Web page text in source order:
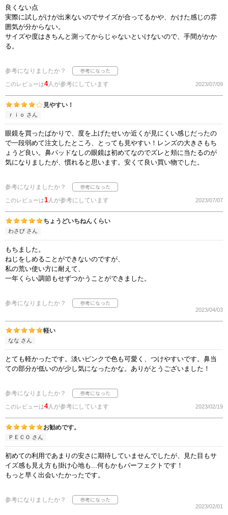
良くない点
実際に試しがけが出来ないのでサイズが合ってるかや、かけた感じの雰
囲気が分からない。
サイズや度はきちんと測ってからじゃないといけないので、手間がかか
る。
参考になりましたか？
このレビューは4人が参考にしています 2023/07/09
見やすい！
ｒｉｏ さん
眼鏡を買ったばかりで、度を上げたせいか近くが見にくい感じだったの
で一段弱めて注文したところ、とっても見やすい！レンズの大きさもち
ょうど良い。鼻パッドなしの眼鏡は初めてなのでズレと頬に当たるのが
気になりましたが、慣れると思います。安くて良い買い物でした。
参考になりましたか？
このレビューは1人が参考にしています 2023/07/07
ちょうどいちねんくらい
わさび さん
もちました。
ねじをしめることができないのですが、
私の荒い使い方に耐えて、
一年くらい調節もせずつかうことができました。
参考になりましたか？
2023/04/03
軽い
なな さん
とても軽かったです。淡いピンクで色も可愛く、つけやすいです。鼻当
ての部分が低いのが少し気になったかな。ありがとうございました！
参考になりましたか？
このレビューは4人が参考にしています 2023/02/19
お勧めです。
ＰＥＣＯ さん
初めての利用であまりの安さに期待していませんでしたが、見た目もサ
イズ感も見え方も掛け心地も...何もかもパーフェクトです！
もっと早く出会いたかったです。
参考になりましたか？
2023/02/01